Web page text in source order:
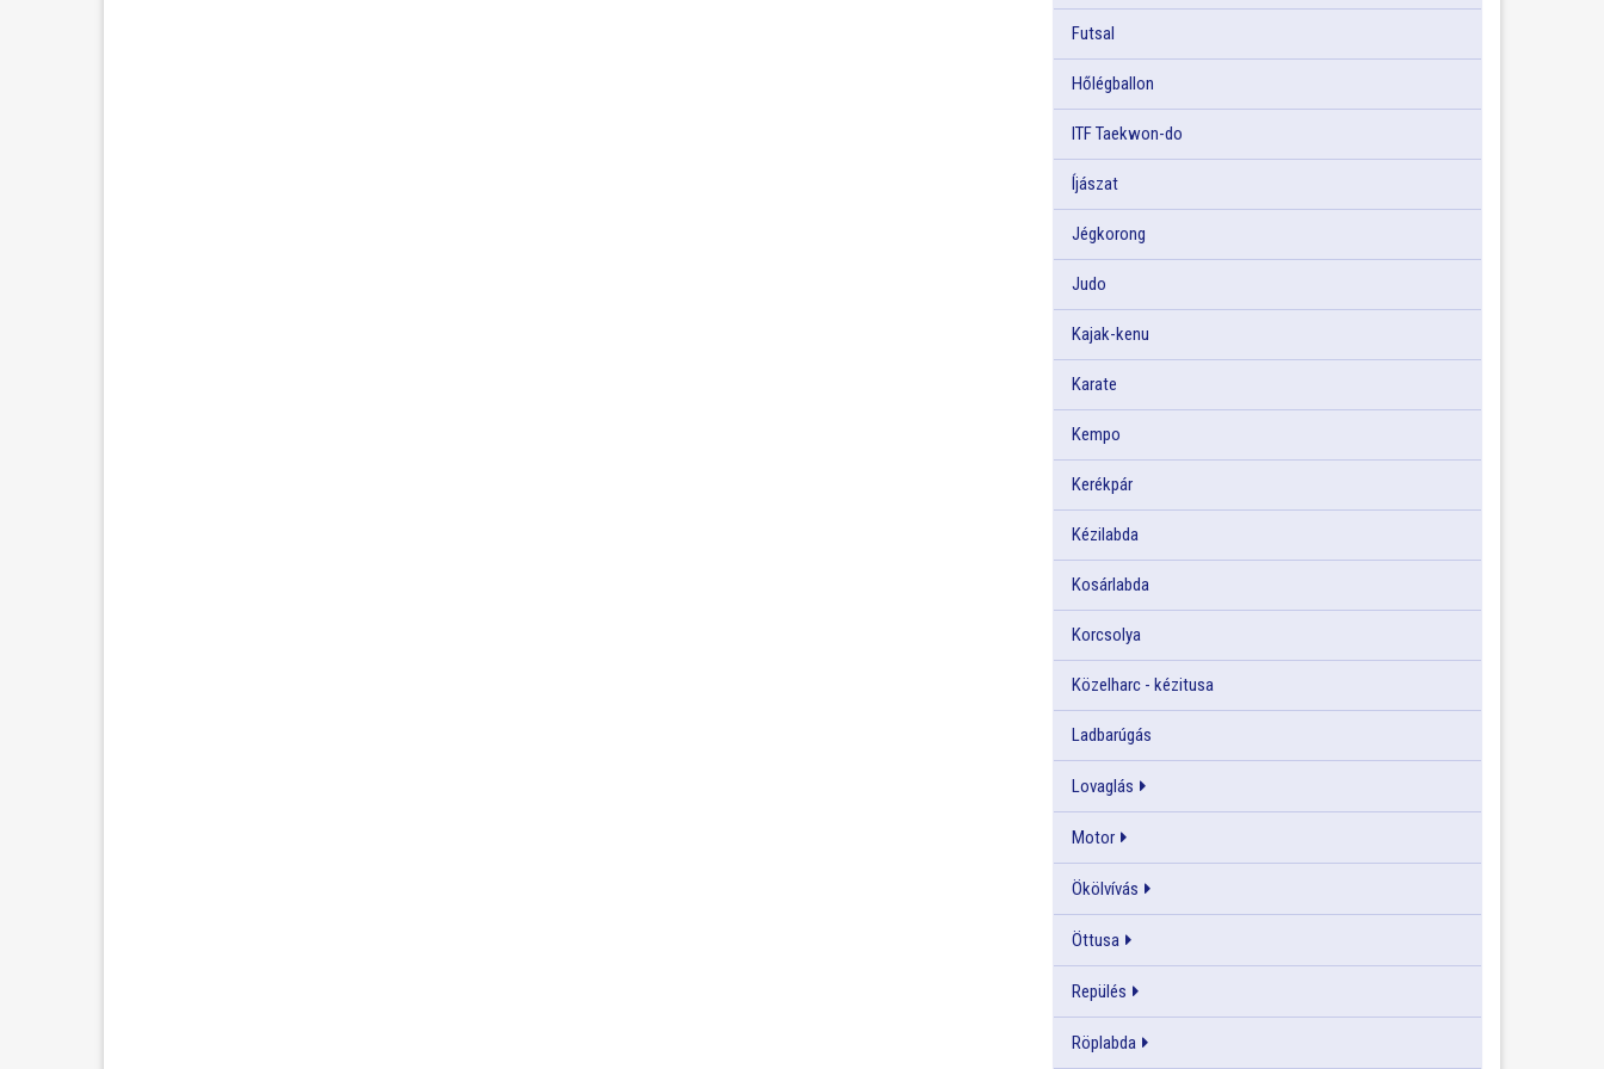
Futsal
Hőlégballon
ITF Taekwon-do
Íjászat
Jégkorong
Judo
Kajak-kenu
Karate
Kempo
Kerékpár
Kézilabda
Kosárlabda
Korcsolya
Közelharc - kézitusa
Ladbarúgás
Lovaglás
Motor
Ökölvívás
Öttusa
Repülés
Röplabda